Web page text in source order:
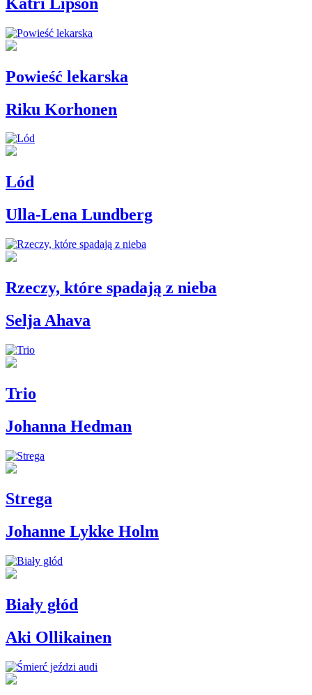
Powieść lekarska
Riku Korhonen
Lód
Ulla-Lena Lundberg
Rzeczy, które spadają z nieba
Selja Ahava
Trio
Johanna Hedman
Strega
Johanne Lykke Holm
Biały głód
Aki Ollikainen